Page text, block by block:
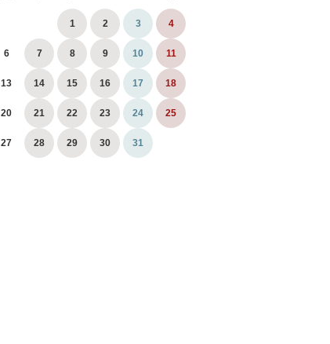
1 2 3 4
6 7 8 9 10 11
13 14 15 16 17 18
20 21 22 23 24 25
27 28 29 30 31